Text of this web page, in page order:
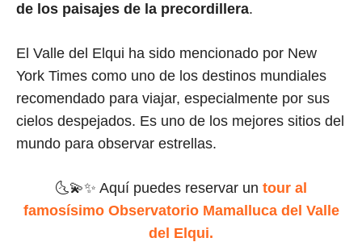
de los paisajes de la precordillera.
El Valle del Elqui ha sido mencionado por New
York Times como uno de los destinos mundiales
recomendado para viajar, especialmente por sus
cielos despejados. Es uno de los mejores sitios del
mundo para observar estrellas.
🌜💫✨ Aquí puedes reservar un tour al
famosísimo Observatorio Mamalluca del Valle
del Elqui.